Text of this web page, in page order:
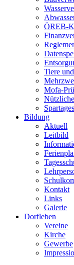
ÖREB-
Tiere
Mofa-
Bildung
Aktuell
Leitbild
Kontakt
Links
Galerie
Dorfleben
Vereine
Kirche
Gewerbe